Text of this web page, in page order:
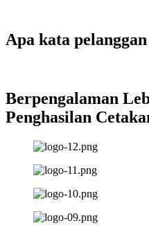
Apa kata
Berpengalaman
Penghasilan